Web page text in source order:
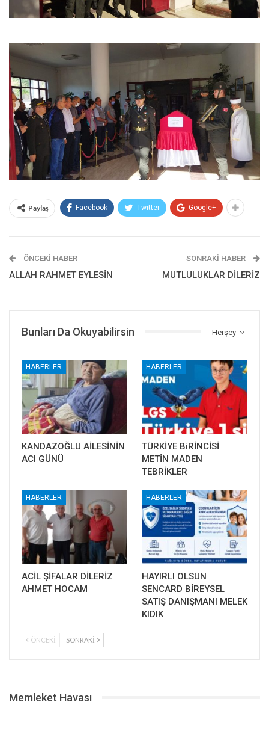
Paylaş Facebook Twitter Google+
ÖNCEKI HABER
ALLAH RAHMET EYLESİN
SONRAKI HABER
MUTLULUKLAR DİLERİZ
Herşey
Bunları Da Okuyabilirsin
HABERLER
KANDAZOĞLU AİLESİNİN
ACI GÜNÜ
HABERLER
TÜRKİYE BiRİNCİSİ
METİN MADEN
TEBRİKLER
HABERLER
ACİL ŞİFALAR DİLERİZ
AHMET HOCAM
HABERLER
HAYIRLI OLSUN
SENCARD BİREYSEL
SATIŞ DANIŞMANI MELEK
KIDIK
ÖNCEKI SONRAKI
Memleket Havası